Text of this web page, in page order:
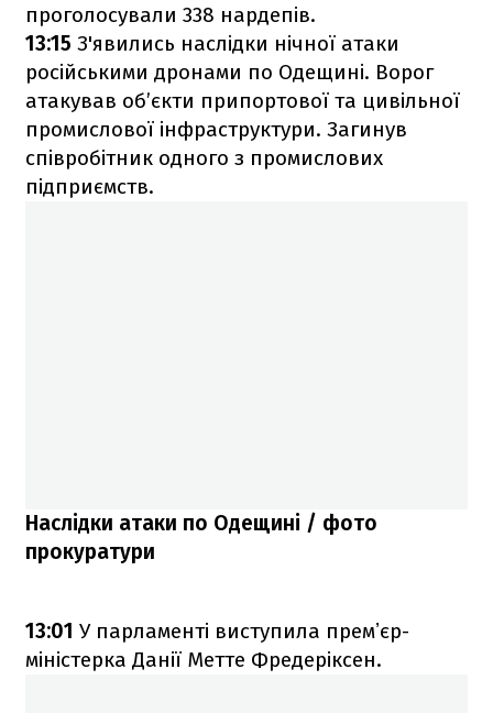
проголосували 338 нардепів.
13:15 З'явились наслідки нічної атаки
російськими дронами по Одещині. Ворог
атакував об’єкти припортової та цивільної
промислової інфраструктури. Загинув
співробітник одного з промислових
підприємств.
Наслідки атаки по Одещині / фото
прокуратури
13:01 У парламенті виступила премʼєр-
міністерка Данії Метте Фредеріксен.